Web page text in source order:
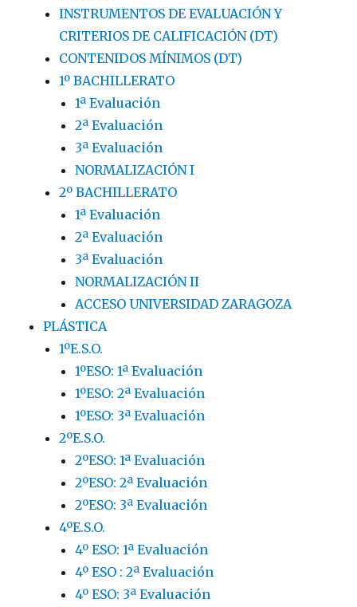
INSTRUMENTOS DE EVALUACIÓN Y
CRITERIOS DE CALIFICACIÓN (DT)
CONTENIDOS MÍNIMOS (DT)
1º BACHILLERATO
1ª Evaluación
2ª Evaluación
3ª Evaluación
NORMALIZACIÓN I
2º BACHILLERATO
1ª Evaluación
2ª Evaluación
3ª Evaluación
NORMALIZACIÓN II
ACCESO UNIVERSIDAD ZARAGOZA
PLÁSTICA
1ºE.S.O.
1ºESO: 1ª Evaluación
1ºESO: 2ª Evaluación
1ºESO: 3ª Evaluación
2ºE.S.O.
2ºESO: 1ª Evaluación
2ºESO: 2ª Evaluación
2ºESO: 3ª Evaluación
4ºE.S.O.
4º ESO: 1ª Evaluación
4º ESO : 2ª Evaluación
4º ESO: 3ª Evaluación